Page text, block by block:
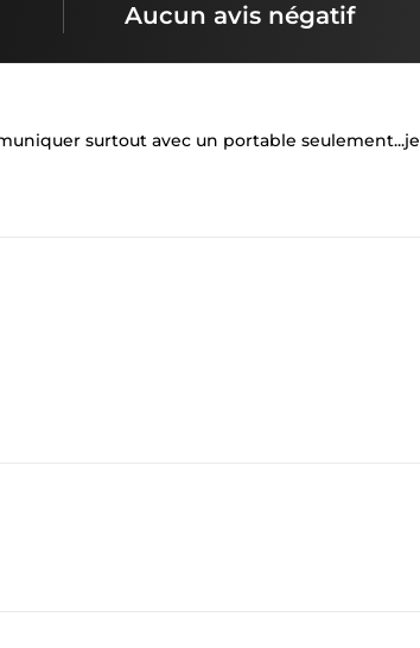
Aucun avis négatif
surtout avec un portable seulement...je